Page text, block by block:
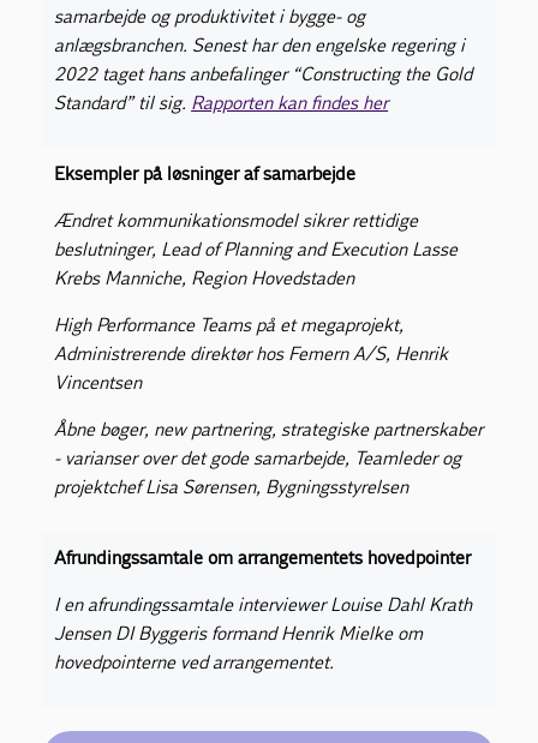
samarbejde og produktivitet i bygge- og
anlægsbranchen. Senest har den engelske regering i
2022 taget hans anbefalinger “Constructing the Gold
Standard” til sig. Rapporten kan findes her
Eksempler på løsninger af samarbejde
Ændret kommunikationsmodel sikrer rettidige
beslutninger, Lead of Planning and Execution Lasse
Krebs Manniche, Region Hovedstaden
High Performance Teams på et megaprojekt,
Administrerende direktør hos Femern A/S, Henrik
Vincentsen
Åbne bøger, new partnering, strategiske partnerskaber
- varianser over det gode samarbejde, Teamleder og
projektchef Lisa Sørensen, Bygningsstyrelsen
Afrundingssamtale om arrangementets hovedpointer
I en afrundingssamtale interviewer Louise Dahl Krath
Jensen DI Byggeris formand Henrik Mielke om
hovedpointerne ved arrangementet.